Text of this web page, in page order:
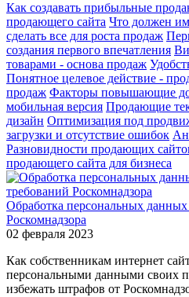
Как создавать прибыльные
продающего сайта Что должен
сделать все для роста продаж
создания первого впечатления
товарами - основа продаж
Понятное целевое действие -
продаж Факторы повышающие
мобильная версия Продающие
дизайн Оптимизация под
загрузки и отсутствие ошибок
Разновидности продающих
продающего сайта для бизнеса
Обработка персональных
Роскомнадзора
02 февраля 2023
Как собственникам интернет
персональными данными своих
избежать штрафов от